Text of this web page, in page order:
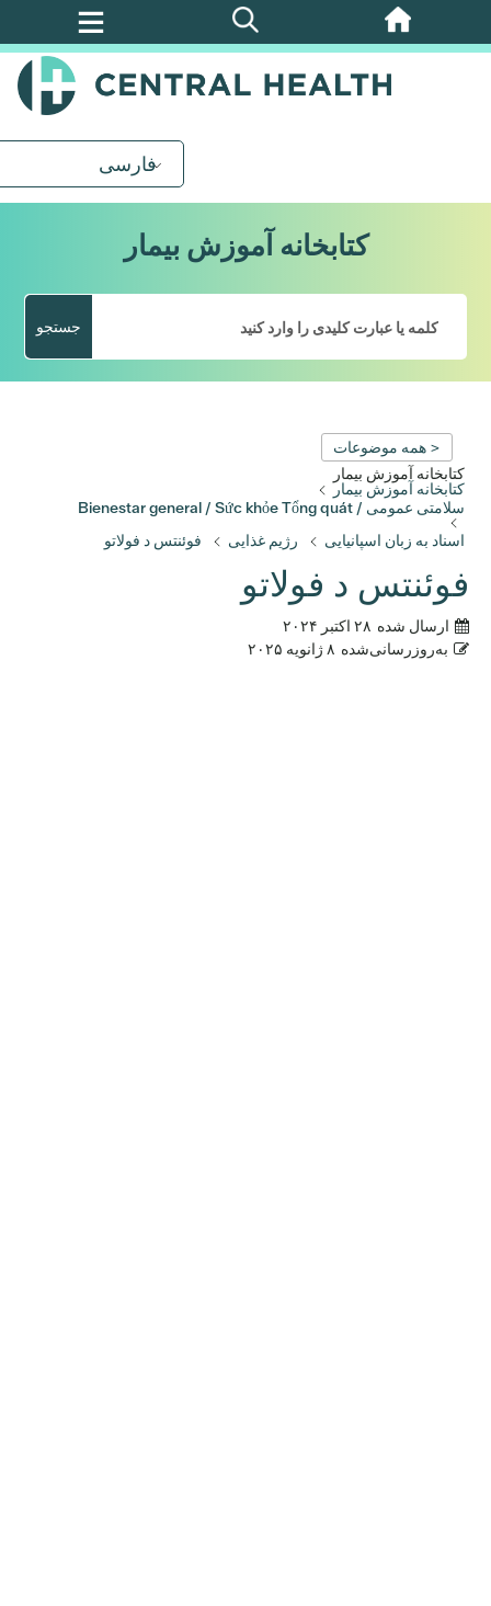
پرش
فارسی
کتابخانه آموزش بیمار
جستجو
< همه موضوعات
کتابخانه آموزش بیمار
کتابخانه آموزش بیمار
سلامتی عمومی / Bienestar general / Sức khỏe Tổng quát
اسناد به زبان اسپانیایی
رژیم غذایی فوئنتس د فولاتو
فوئنتس د فولاتو
ارسال شده ۲۸ اکتبر ۲۰۲۴
به‌روزرسانی‌شده ۸ ژانویه ۲۰۲۵